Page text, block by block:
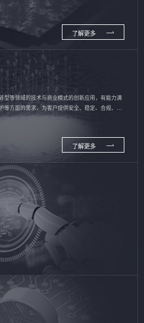
了解更多
型等领域的技术与商业模式的创新应用，有能力满
等方面的需求，为客户提供安全、稳定、合规、持
了解更多